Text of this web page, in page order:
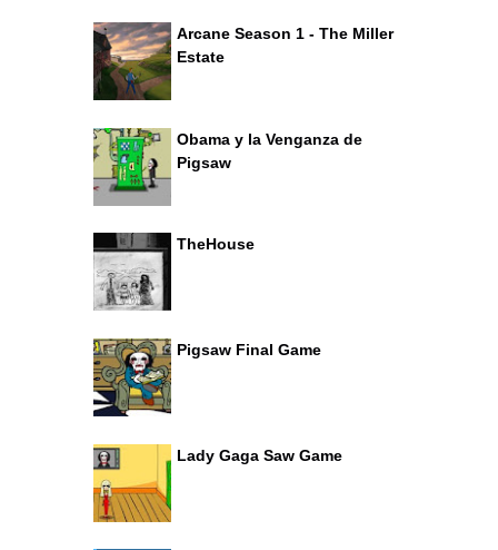
Arcane Season 1 - The Miller
Estate
Obama y la Venganza de
Pigsaw
TheHouse
Pigsaw Final Game
Lady Gaga Saw Game